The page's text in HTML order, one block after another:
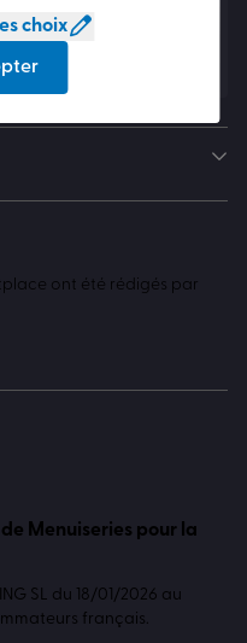
de toutes nos actualités !
ont été rédigés par
de Menuiseries pour la
SL du 18/01/2026 au
français.
choix